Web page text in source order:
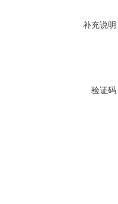
补充说明
验证码